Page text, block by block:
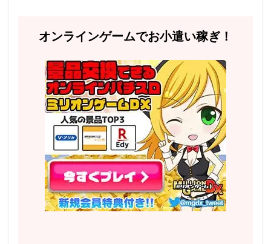
オンラインゲームでお小遣い稼ぎ！